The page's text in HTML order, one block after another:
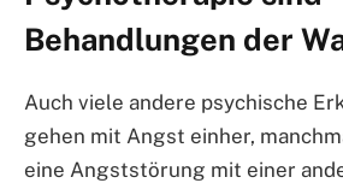
Behandlungen der
Auch viele andere psychische
gehen mit Angst einher,
eine Angststörung mit einer